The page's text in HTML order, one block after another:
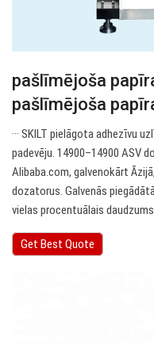
pašlīmējoša
pašlīmējoša
··· SKILT pielāgota adhezīvu
padevēju. 14900–14900 ASV
Alibaba.com, galvenokārt
dozatorus. Galvenās
vielas procentuālais
Get Best Quote